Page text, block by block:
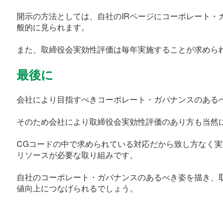
開示の方法としては、自社のIRページにコーポレート
般的に見られます。
また、取締役会実効性評価は毎年実施することが求めら
最後に
会社により目指すべきコーポレート・ガバナンスのある
そのため会社により取締役会実効性評価のあり方も当然
CGコードの中で求められている対応だから致し方なく
リソースが必要な取り組みです。
自社のコーポレート・ガバナンスのあるべき姿を描き
値向上につなげられるでしょう。